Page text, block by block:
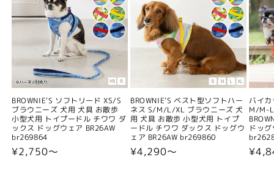
BROWNIE'S ソフトリード XS/S
ブラウニーズ 犬用 犬具 お散歩
小型犬用 トイプードル チワワ ダ
ックス ドッグウェア BR26AW
br269864
通
¥2,750〜
BROWNIE'S ベスト型ソフトハー
ネス S/M/L/XL ブラウニーズ 犬
用 犬具 お散歩 小型犬用 トイプ
ードル チワワ ダックス ドッグウ
ェア BR26AW br269860
通
¥4,290〜
バイ
M/M-
ドッ
通